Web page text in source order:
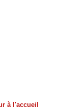
à l'accueil